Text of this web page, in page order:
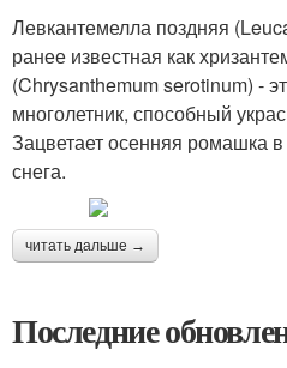
Левкантемелла поздняя
ранее известная как
(Chrysanthemum serotinum) -
многолетник, способный
Зацветает осенняя ромашка в
снега.
читать дальше →
Последние